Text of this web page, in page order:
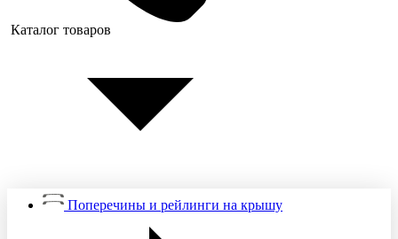
Каталог товаров
Поперечины и рейлинги на крышу